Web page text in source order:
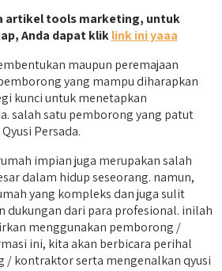
artikel tools marketing, untuk
Anda dapat kliklink ini yaaa
maupun peremajaan
yang mampu diharapkan
kunci untuk menetapkan
salah satu pemborong yang patut
Persada.
impian juga merupakan salah
dalam hidup seseorang. namun,
yang kompleks dan juga sulit
dukungan dari para profesional. inilah
menggunakan pemborong /
ini, kita akan berbicara perihal
/ kontraktor serta mengenalkan qyusi